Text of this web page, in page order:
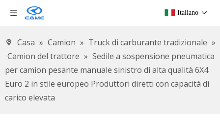
Italiano
Casa » Camion » Truck di carburante tradizionale »
Camion del trattore » Sedile a sospensione pneumatica
per camion pesante manuale sinistro di alta qualità 6X4
Euro 2 in stile europeo Produttori diretti con capacità di
carico elevata